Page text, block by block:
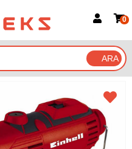
Google İle Bağlan
0